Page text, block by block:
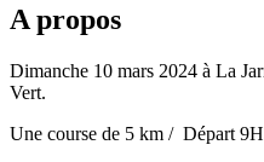
A propos
Dimanche 10 mars 2024 à La
Vert.
Une course de 5 km / Départ